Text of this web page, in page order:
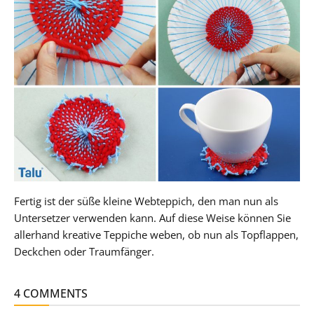
Fertig ist der süße kleine Webteppich, den man nun als
Untersetzer verwenden kann. Auf diese Weise können Sie
allerhand kreative Teppiche weben, ob nun als Topflappen,
Deckchen oder Traumfänger.
4 COMMENTS